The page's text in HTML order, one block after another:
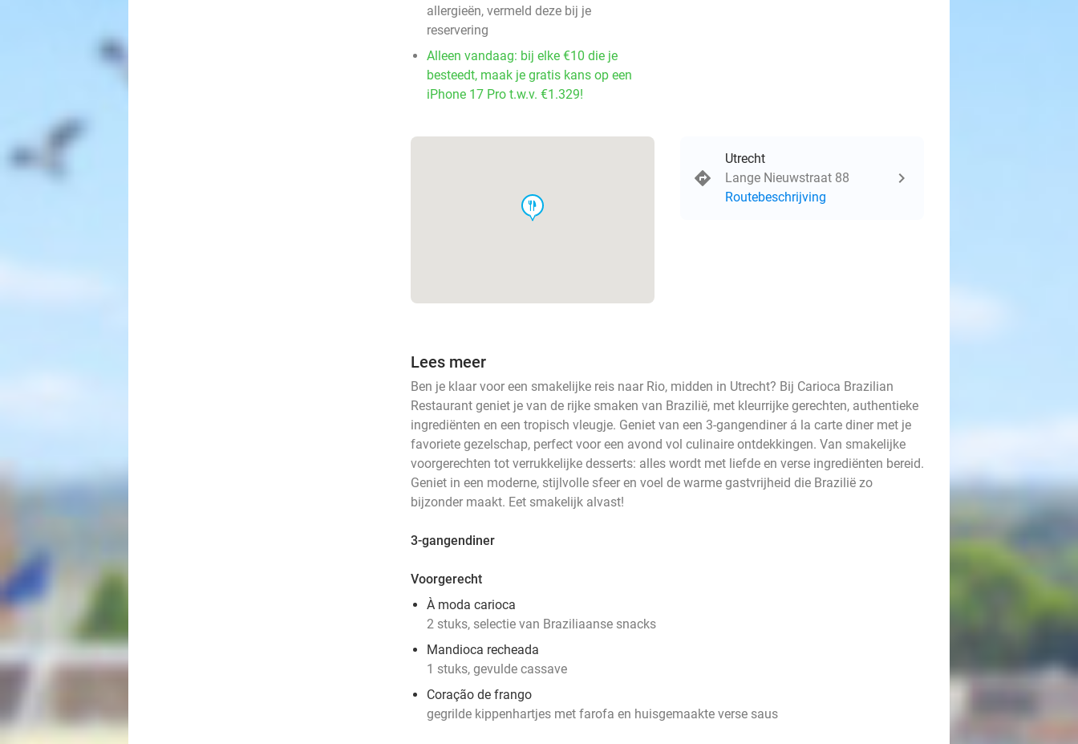
allergieën, vermeld deze bij je
reservering
Alleen vandaag: bij elke €10 die je
besteedt, maak je gratis kans op een
iPhone 17 Pro t.w.v. €1.329!
food
Utrecht
Lange Nieuwstraat 88
Routebeschrijving
Lees meer
Ben je klaar voor een smakelijke reis naar Rio, midden in Utrecht? Bij Carioca Brazilian
Restaurant geniet je van de rijke smaken van Brazilië, met kleurrijke gerechten, authentieke
ingrediënten en een tropisch vleugje. Geniet van een 3-gangendiner á la carte diner met je
favoriete gezelschap, perfect voor een avond vol culinaire ontdekkingen. Van smakelijke
voorgerechten tot verrukkelijke desserts: alles wordt met liefde en verse ingrediënten bereid.
Geniet in een moderne, stijlvolle sfeer en voel de warme gastvrijheid die Brazilië zo
bijzonder maakt. Eet smakelijk alvast!
3-gangendiner
Voorgerecht
À moda carioca
2 stuks, selectie van Braziliaanse snacks
Mandioca recheada
1 stuks, gevulde cassave
Coração de frango
gegrilde kippenhartjes met farofa en huisgemaakte verse saus